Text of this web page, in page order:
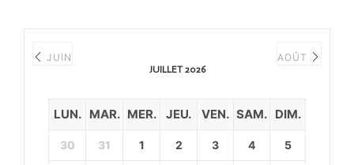
JUIN
JUILLET 2026
AOÛT
LUN. MAR. MER. JEU. VEN. SAM. DIM.
30 31 1 2 3 4 5